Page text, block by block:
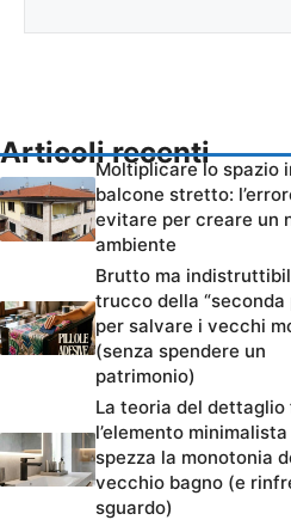
Articoli recenti
Moltiplicare lo spazio
balcone stretto:
evitare per creare un
ambiente
Brutto ma
trucco della “seconda
per salvare i vecchi
(senza spendere un
patrimonio)
La teoria del dettaglio
l’elemento
spezza la monotonia
vecchio bagno (e
sguardo)